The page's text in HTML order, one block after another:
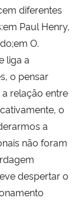
diferentes
Paul Henry,
O.
liga a
o pensar
relação entre
o
a
não foram
despertar o